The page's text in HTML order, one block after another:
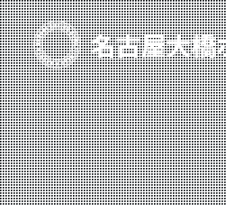
TOP
新着情報
ご予約